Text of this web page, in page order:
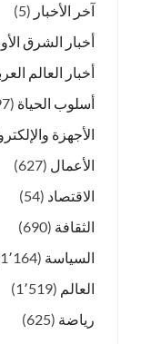
آخر الأخبار (5)
أخبار الشرق
أخبار العالم
أسلوب الحياة (297)
الأجهزة
الأعمال (627)
الاقتصاد (54)
الثقافة (690)
السياسة (1٬164)
العالم (1٬519)
رياضة (625)